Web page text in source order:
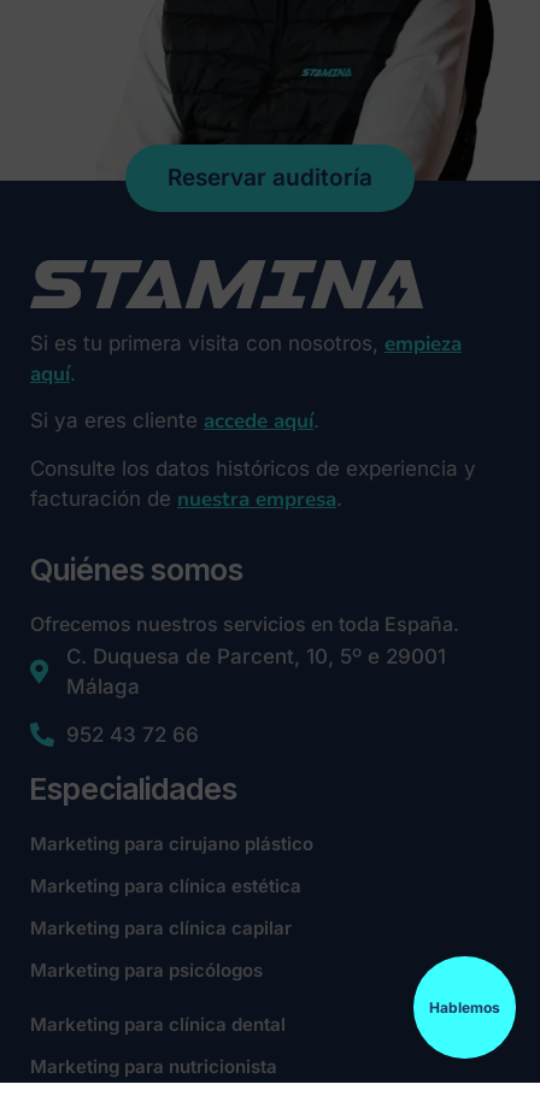
Reservar auditoría
Si es tu primera visita con nosotros, empieza
aquí.
Si ya eres cliente accede aquí.
Consulte los datos históricos de experiencia y
facturación de nuestra empresa.
Quiénes somos
Ofrecemos nuestros servicios en toda España.
C. Duquesa de Parcent, 10, 5º e 29001
Málaga
952 43 72 66
Especialidades
Marketing para cirujano plástico
Marketing para clínica estética
Marketing para clínica capilar
Marketing para psicólogos
Marketing para clínica dental
Marketing para nutricionista
Hablemos